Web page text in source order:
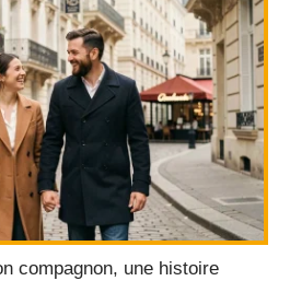
compagnon, une histoire